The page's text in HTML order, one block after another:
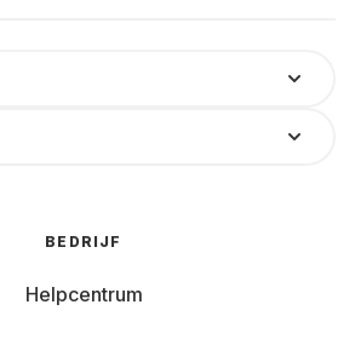
BEDRIJF
Helpcentrum